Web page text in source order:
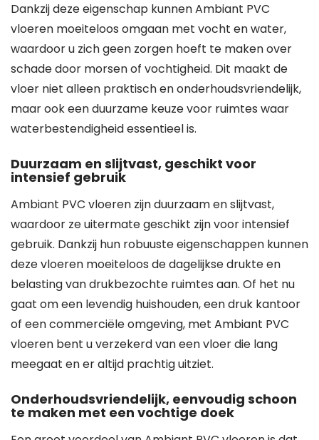
Dankzij deze eigenschap kunnen Ambiant PVC
vloeren moeiteloos omgaan met vocht en water,
waardoor u zich geen zorgen hoeft te maken over
schade door morsen of vochtigheid. Dit maakt de
vloer niet alleen praktisch en onderhoudsvriendelijk,
maar ook een duurzame keuze voor ruimtes waar
waterbestendigheid essentieel is.
Duurzaam en slijtvast, geschikt voor
intensief gebruik
Ambiant PVC vloeren zijn duurzaam en slijtvast,
waardoor ze uitermate geschikt zijn voor intensief
gebruik. Dankzij hun robuuste eigenschappen kunnen
deze vloeren moeiteloos de dagelijkse drukte en
belasting van drukbezochte ruimtes aan. Of het nu
gaat om een levendig huishouden, een druk kantoor
of een commerciële omgeving, met Ambiant PVC
vloeren bent u verzekerd van een vloer die lang
meegaat en er altijd prachtig uitziet.
Onderhoudsvriendelijk, eenvoudig schoon
te maken met een vochtige doek